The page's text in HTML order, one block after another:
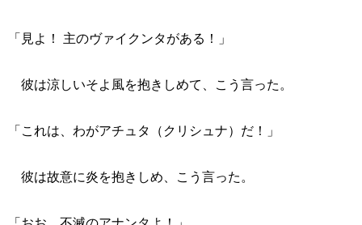
「見よ！ 主のヴァイクンタがある！」
彼は涼しいそよ風を抱きしめて、こう言った。
「これは、わがアチュタ（クリシュナ）だ！」
彼は故意に炎を抱きしめ、こう言った。